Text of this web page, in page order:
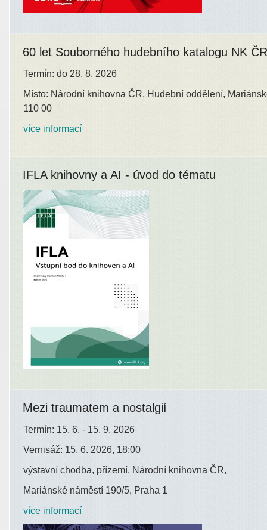
60 let Souborného hudebního katalogu NK ČR
Termín: do 28. 8. 2026
Místo: Národní knihovna ČR, Hudební oddělení,
110 00
více informací
IFLA knihovny a AI - úvod do tématu
Mezi traumatem a nostalgií
Termín: 15. 6. - 15. 9. 2026
Vernisáž: 15. 6. 2026, 18:00
výstavní chodba, přízemí, Národní knihovna ČR,
Mariánské náměstí 190/5, Praha 1
více informací